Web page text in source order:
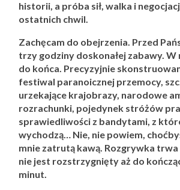
historii, a próba sił, walka i
ostatnich chwil.
Zachęcam do obejrzenia. Przed
trzy godziny doskonałej zabawy.
do końca. Precyzyjnie
festiwal paranoicznej przemocy,
urzekające krajobrazy, narodowe
rozrachunki, pojedynek stróżów
sprawiedliwości z bandytami, z
wychodzą… Nie, nie powiem,
mnie zatrutą kawą. Rozgrywka trwa
nie jest rozstrzygnięty aż do
minut.